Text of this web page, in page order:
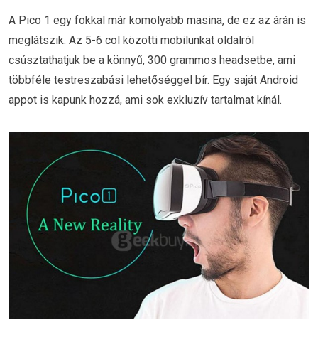
A Pico 1 egy fokkal már komolyabb masina, de ez az árán is
meglátszik. Az 5-6 col közötti mobilunkat oldalról
csúsztathatjuk be a könnyű, 300 grammos headsetbe, ami
többféle testreszabási lehetőséggel bír. Egy saját Android
appot is kapunk hozzá, ami sok exkluzív tartalmat kínál.